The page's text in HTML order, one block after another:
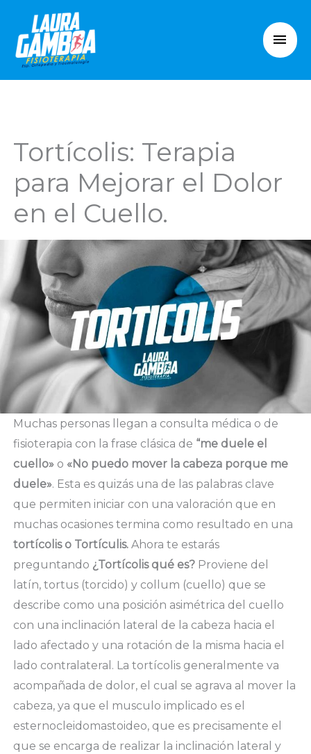
contenido
Tortícolis: Terapia
para Mejorar el Dolor
en el Cuello.
Muchas personas llegan a consulta médica o de
fisioterapia con la frase clásica de “me duele el
cuello» o «No puedo mover la cabeza porque me
duele». Esta es quizás una de las palabras clave
que permiten iniciar con una valoración que en
muchas ocasiones termina como resultado en una
tortícolis o Tortículis. Ahora te estarás
preguntando ¿Tortícolis qué es? Proviene del
latín, tortus (torcido) y collum (cuello) que se
describe como una posición asimétrica del cuello
con una inclinación lateral de la cabeza hacia el
lado afectado y una rotación de la misma hacia el
lado contralateral. La tortícolis generalmente va
acompañada de dolor, el cual se agrava al mover la
cabeza, ya que el musculo implicado es el
esternocleidomastoideo, que es precisamente el
que se encarga de realizar la inclinación lateral y